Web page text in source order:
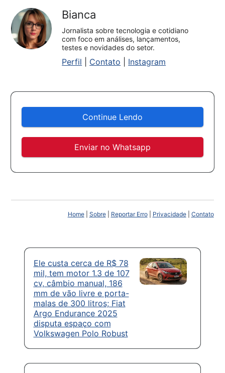
Bianca
Jornalista sobre tecnologia e cotidiano
com foco em análises, lançamentos,
testes e novidades do setor.
Perfil Contato Instagram
Continue Lendo
Enviar no Whatsapp
Home| Sobre| Reportar Erro| Privacidade| Contato
Ele custa cerca de R$ 78
mil, tem motor 1.3 de 107
cv, câmbio manual, 186
mm de vão livre e porta-
malas de 300 litros; Fiat
Argo Endurance 2025
disputa espaço com
Volkswagen Polo Robust